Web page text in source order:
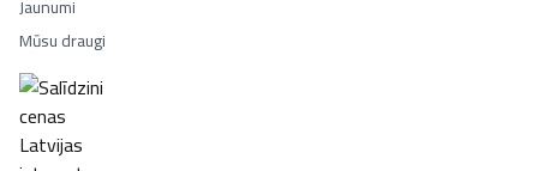
Jaunumi
Mūsu draugi